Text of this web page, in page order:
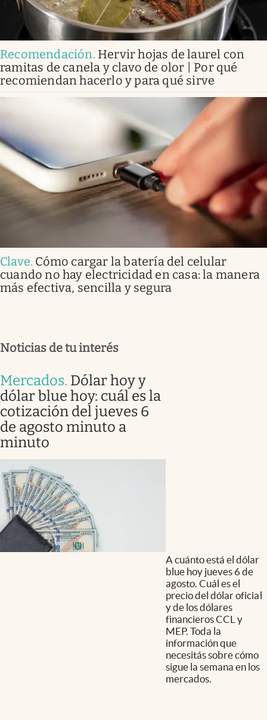
Recomendación. Hervir hojas de laurel con
ramitas de canela y clavo de olor | Por qué
recomiendan hacerlo y para qué sirve
Clave. Cómo cargar la batería del celular
cuando no hay electricidad en casa: la manera
más efectiva, sencilla y segura
Noticias de tu interés
Mercados. Dólar hoy y
dólar blue hoy: cuál es la
cotización del jueves 6
de agosto minuto a
minuto
A cuánto está el dólar
blue hoy jueves 6 de
agosto. Cuál es el
precio del dólar oficial
y de los dólares
financieros CCL y
MEP. Toda la
información que
necesitás sobre cómo
sigue la semana en los
mercados.